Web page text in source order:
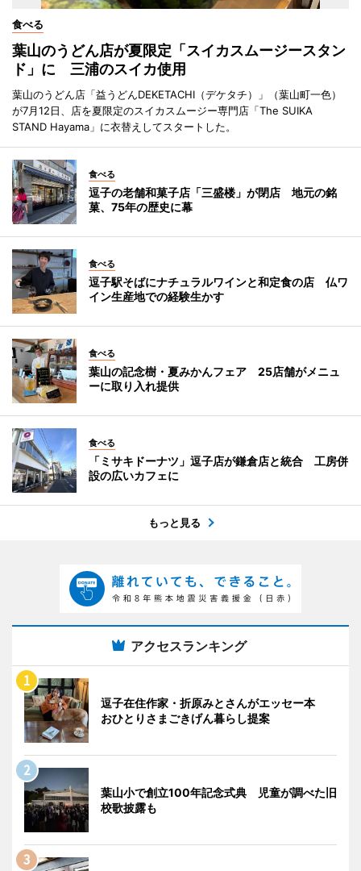
食べる
葉山のうどん店が夏限定「スイカスムージースタン
ド」に 三浦のスイカ使用
葉山のうどん店「益うどんDEKETACHI（デケタチ）」（葉山町一色）
が7月12日、店を夏限定のスイカスムージー専門店「The SUIKA
STAND Hayama」に衣替えしてスタートした。
食べる
逗子の老舗和菓子店「三盛楼」が閉店 地元の銘
菓、75年の歴史に幕
食べる
逗子駅そばにナチュラルワインと和定食の店 仏ワ
イン生産地での経験生かす
食べる
葉山の記念樹・夏みかんフェア 25店舗がメニュ
ーに取り入れ提供
食べる
「ミサキドーナツ」逗子店が鎌倉店と統合 工房併
設の広いカフェに
もっと見る
アクセスランキング
逗子在住作家・折原みとさんがエッセー本
おひとりさまごきげん暮らし提案
葉山小で創立100年記念式典 児童が調べた旧
校歌披露も